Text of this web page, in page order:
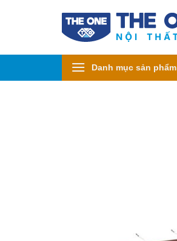
Danh mục sản phẩm